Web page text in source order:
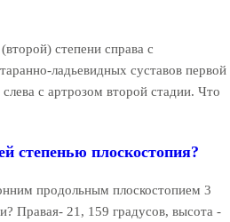
степени справа с
ладьевидных суставов первой
с артрозом второй стадии. Что
степенью плоскостопия?
продольным плоскостопием 3
Правая- 21, 159 градусов, высота -